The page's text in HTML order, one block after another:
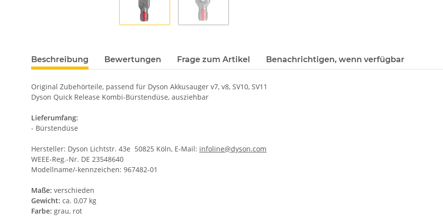
Beschreibung Bewertungen Frage zum Artikel Benachrichtigen, wenn verfügbar
Original Zubehörteile, passend für Dyson Akkusauger v7, v8, SV10, SV11
Dyson Quick Release Kombi-Bürstendüse, ausziehbar
Lieferumfang:
- Bürstendüse
Hersteller: Dyson Lichtstr. 43e 50825 Köln, E-Mail: infoline@dyson.com
WEEE-Reg.-Nr. DE 23548640
Modellname/-kennzeichen: 967482-01
Maße: verschieden
Gewicht: ca. 0,07 kg
Farbe: grau, rot